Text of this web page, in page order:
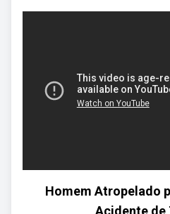
Homem Atropelado
Acidente de